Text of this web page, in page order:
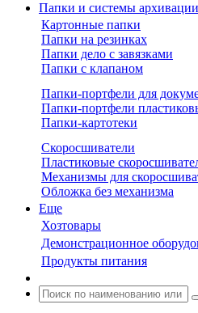
Папки и системы архивации
Картонные папки
Папки на резинках
Папки дело с завязками
Папки с клапаном
Папки-портфели для
Папки-портфели
Папки-картотеки
Скоросшиватели
Пластиковые
Механизмы для
Обложка без механизма
Еще
Хозтовары
Демонстрационное
Продукты питания